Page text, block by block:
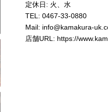
定休日: 火、水
TEL: 0467-33-0880
Mail: info@kamakura-
店舗URL: https://